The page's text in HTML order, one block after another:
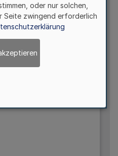
oder nur solchen,
Seite zwingend erforderlich